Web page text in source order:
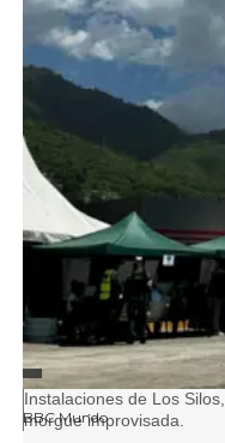
FUENTE DE LA IMAGEN,
BBC Mundo
Pie de foto,
Instalaciones de Los
morgue improvisada.